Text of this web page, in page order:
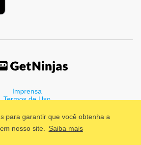
para garantir que você obtenha a
nosso site. Saiba mais
Imprensa
Termos de Uso